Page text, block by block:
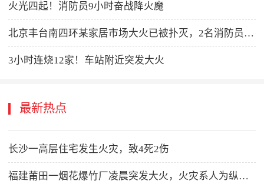
火光四起！消防员9小时奋战降火魔
北京丰台南四环某家居市场大火已被扑灭，2名消防员牺牲
3小时连烧12家！车站附近突发大火
最新热点
长沙一高层住宅发生火灾，致4死2伤
福建莆田一烟花爆竹厂凌晨突发大火，火灾系人为纵火，嫌疑人已被警方控制